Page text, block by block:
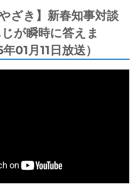
ざき】新春知事対談
が瞬時に答えま
01月11日放送）